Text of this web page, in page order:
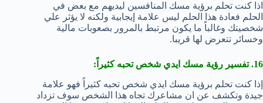
اذا كنت تحلم برؤية مسك المنافسين ليديهم مع بعض في
الحلم فعادة هذا الحلم ليس علامة إيجابية ولكنه لا يؤثر علي
شخصيتك وغالباً ما يكون مرتبط بالمرور بصعوبات مالية
وخسائر تتعرض لها قريبا.
16. تفسير رؤية مسك ايدي شخص تحبه كثيراً:
إذا كنت تحلم برؤية مسك ايدي شخص تحبه كثيراً فهو علامة
جيدة وتكشف عن ان مشاعرك تجاه هذا الشخص سوف تزداد